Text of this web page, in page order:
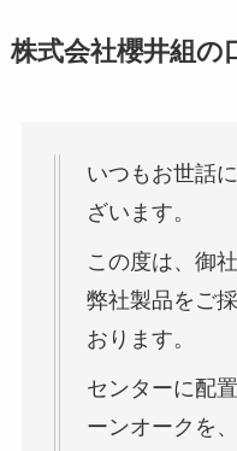
株式会社櫻井組の
いつもお世話
ざいます。
この度は、御
弊社製品をご
おります。
センターに配
ーンオークを